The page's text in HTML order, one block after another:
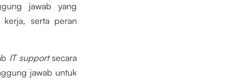
jawab yang
kerja, serta peran
IT supportsecara
jawab untuk